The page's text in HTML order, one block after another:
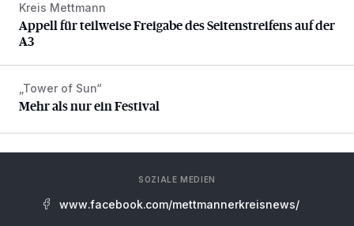
Appell für teilweise Freigabe des Seitenstreifens auf der A3
Kreis Mettmann
Appell für teilweise Freigabe des Seitenstreifens auf der
A3
Mehr als nur ein Festival
„Tower of Sun“
Mehr als nur ein Festival
SOZIALE MEDIEN
www.facebook.com/mettmannerkreisnews/